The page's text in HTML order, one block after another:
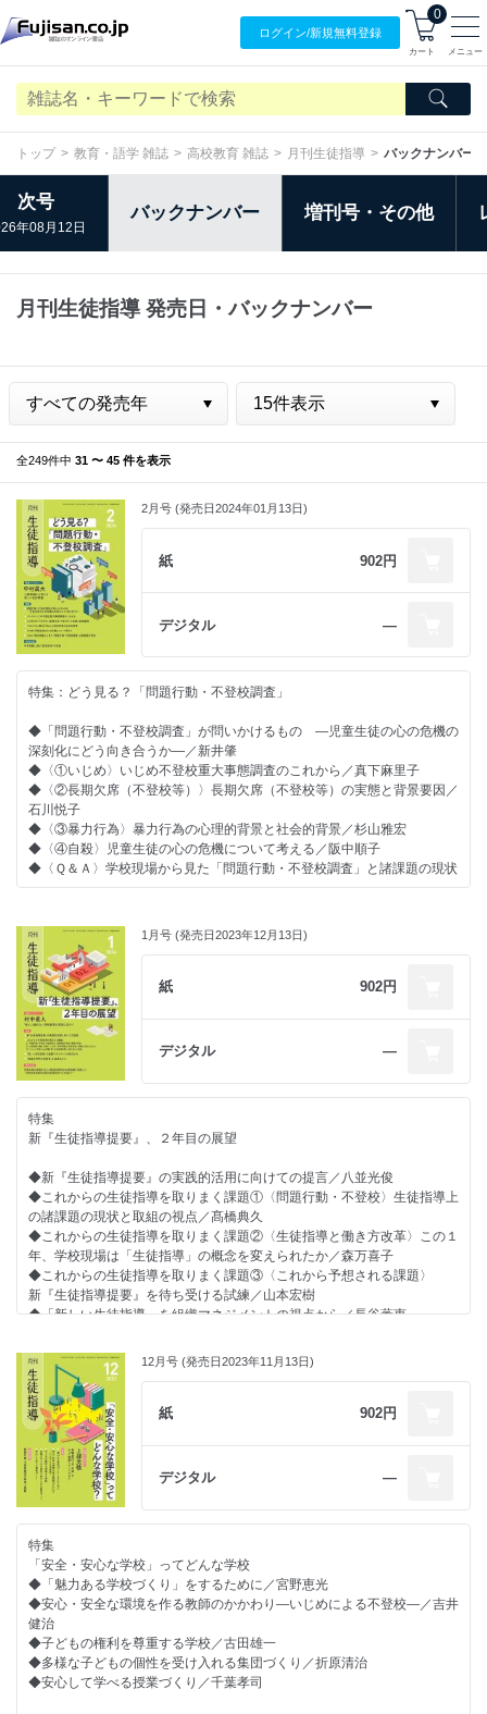
ログイン/新規無料登録
0
カート メニュー
トップ 教育・語学 雑誌 高校教育 雑誌 月刊生徒指導 バックナンバー
次号
年08月12日
バックナンバー 増刊号・その他
月刊生徒指導 発売日・バックナンバー
全249件中 31 〜 45 件を表示
2月号 (発売日2024年01月13日)
紙 902円
デジタル ―
特集：どう見る？「問題行動・不登校調査」
◆「問題行動・不登校調査」が問いかけるもの ―児童生徒の心の危機の
深刻化にどう向き合うか―／新井肇
◆〈①いじめ〉いじめ不登校重大事態調査のこれから／真下麻里子
◆〈②長期欠席（不登校等）〉長期欠席（不登校等）の実態と背景要因／
石川悦子
◆〈③暴力行為〉暴力行為の心理的背景と社会的背景／杉山雅宏
◆〈④自殺〉児童生徒の心の危機について考える／阪中順子
◆〈Ｑ＆Ａ〉学校現場から見た「問題行動・不登校調査」と諸課題の現状
中村眞大
人権意識から考える新しい校則問題
特別企画
中学受験に潜む“教育虐待”の実態／森並慶三郎
先生方をサポートする連載
◇新しい提要、新しい生徒指導
第12章 性に関する課題／葛西真記子
◇ライブ講義 「私的」教育相談入門
「心のエネルギー」が満たされる学級／会沢信彦
◇学校での危機管理について学ぶ
◇調査報告書から読み取る
いじめの疑いがある事案により
不登校になった女子児童の重大事態／中村豊
◇多様な背景をもつ子どもへのまなざし
これからの生徒指導と特別支援教育の関係を考える／村松好子
◇今こそ聞きたい！子どものための学校づくり
あなたは、いつも元気にあいさつできますか？／西郷孝彦
◇学びのための校則改正
―議題８ ヘアゴム・ヘアピンについて・議題９ 置き勉について―／河嵜
仁志
◇さち子先生の生徒指導日記
大学生が見た学校２
在学時とは大きく違った学校現場／冨田幸子
◇これからのデジタル・シティズンシップ教育
AIは学校に何ができますか？／竹内和雄
◇押さえておきたい毎日の生徒対応
授業参観をどうしよう／重水健介
頭痛の裏側にあるもの―精神疾患と偏見―／齋藤千景
◇リーダーのための教育視座
今の世の中、アドバイスと手本は必須です／桐山勉
◇事例で考える役職等に応じた生徒指導の基本
校長としての課題対応の実践①／小宮智
◇学校教育をみつめる法律
児童虐待／芝原浩一
◇えざわ先生の時間のつくりかた
1月号 (発売日2023年12月13日)
紙 902円
デジタル ―
特集
新『生徒指導提要』、２年目の展望
◆新『生徒指導提要』の実践的活用に向けての提言／八並光俊
◆これからの生徒指導を取りまく課題①〈問題行動・不登校〉生徒指導上
の諸課題の現状と取組の視点／髙橋典久
◆これからの生徒指導を取りまく課題②〈生徒指導と働き方改革〉この１
年、学校現場は「生徒指導」の概念を変えられたか／森万喜子
◆これからの生徒指導を取りまく課題③〈これから予想される課題〉
新『生徒指導提要』を待ち受ける試練／山本宏樹
◆「新しい生徒指導」を組織マネジメントの視点から／長谷薫恵
巻頭インタビュー
村中直人
「叱る」に頼らない学校教育の実現に向けて
特別企画
児童生徒の成長を支える発達支持的な生徒指導を目指して
～日本生徒指導学会第24回東京あだち大会より～／新井立夫
先生方をサポートする連載
◇新しい提要、新しい生徒指導
第11章 インターネット・携帯電話に関わる問題～チーム学校で未然防止
～／竹内和雄
◇ライブ講義 「私的」教育相談入門
非認知能力を育てる／会沢信彦
◇学校での危機管理について学ぶ
指導死／南部さおり
◇調査報告書から読み取る
12月号 (発売日2023年11月13日)
紙 902円
デジタル ―
特集
「安全・安心な学校」ってどんな学校
◆「魅力ある学校づくり」をするために／宮野恵光
◆安心・安全な環境を作る教師のかかわり―いじめによる不登校―／吉井
健治
◆子どもの権利を尊重する学校／古田雄一
◆多様な子どもの個性を受け入れる集団づくり／折原清治
◆安心して学べる授業づくり／千葉孝司